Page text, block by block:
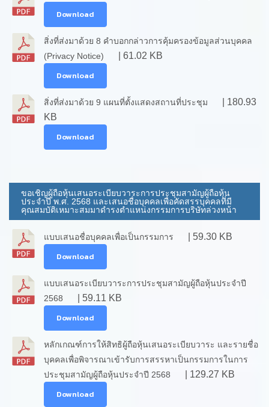
Download
สิ่งที่ส่งมาด้วย 8 คำบอกกล่าวการคุ้มครองข้อมูลส่วนบุคคล
(Privacy Notice)
| 61.02 KB
Download
สิ่งที่ส่งมาด้วย 9 แผนที่ตั้งแสดงสถานที่ประชุม
| 180.93
KB
Download
ขอเชิญผู้ถือหุ้นเสนอระเบียบวาระการประชุมสามัญผู้ถือหุ้น
ประจำปี พ.ศ. 2568 และเสนอชื่อบุคคลเพื่อคัดสรรบุคคลที่มี
คุณสมบัติเหมาะสมมาดำรงตำแหน่งกรรมการบริษัทล่วงหน้า
แบบเสนอชื่อบุคคลเพื่อเป็นกรรมการ | 59.30 KB
Download
แบบเสนอระเบียบวาระการประชุมสามัญผู้ถือหุ้นประจำปี
2568
| 59.11 KB
Download
หลักเกณฑ์การให้สิทธิผู้ถือหุ้นเสนอระเบียบวาระ และรายชื่อ
บุคคลเพื่อพิจารณาเข้ารับการสรรหาเป็นกรรมการในการ
ประชุมสามัญผู้ถือหุ้นประจำปี 2568
| 129.27 KB
Download